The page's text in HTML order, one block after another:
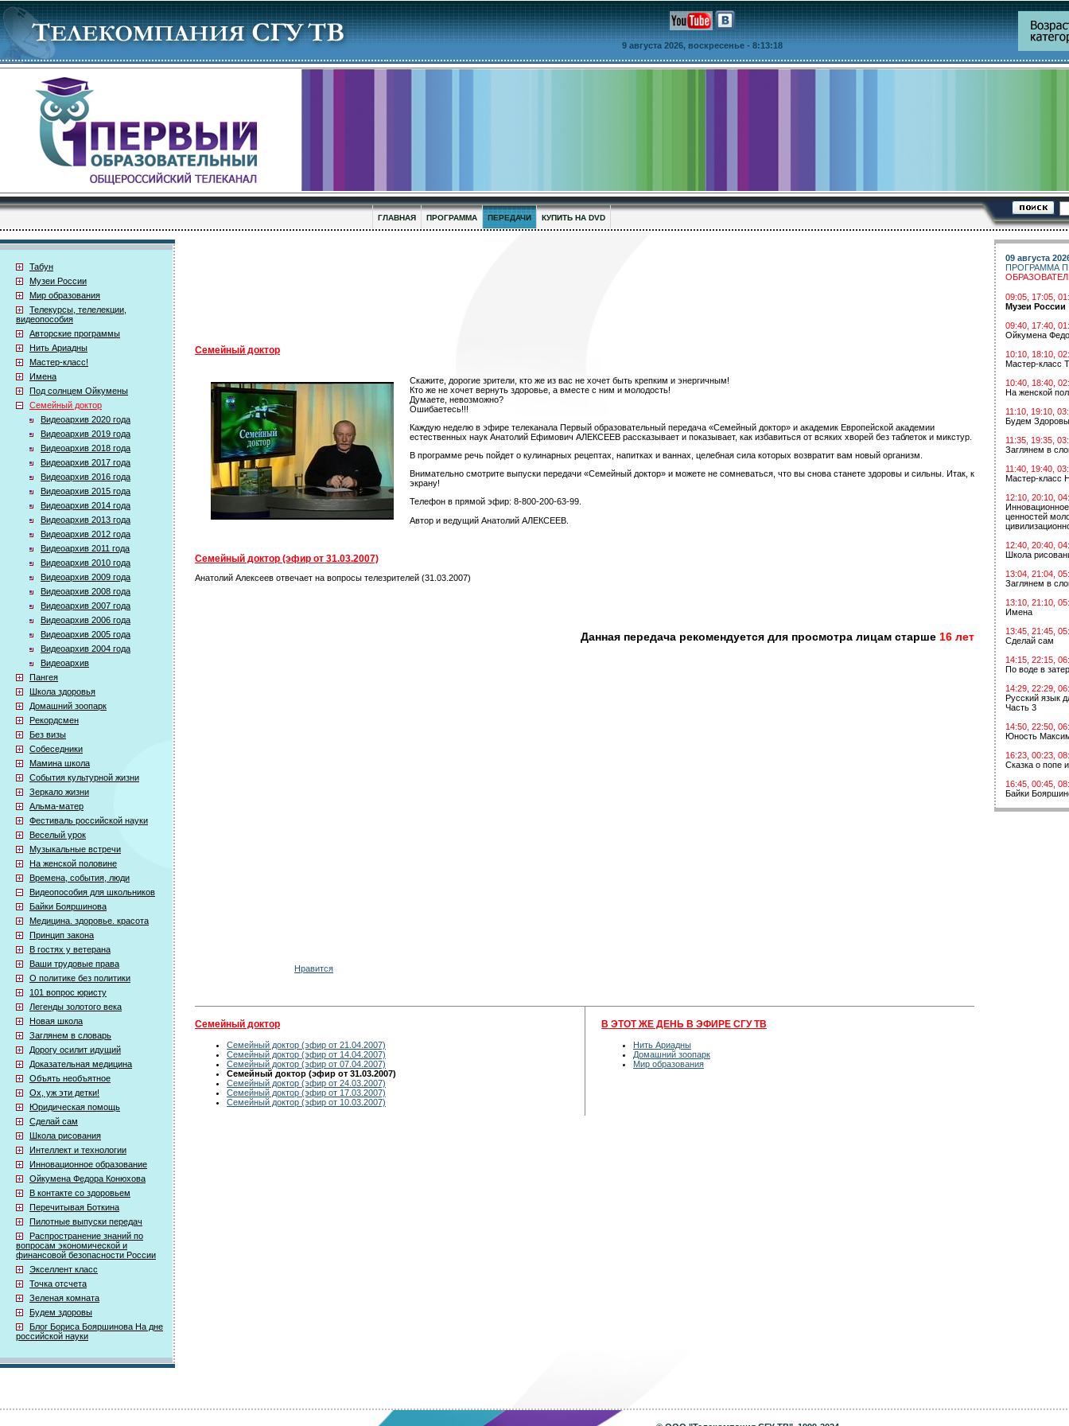
9 августа 2026, воскресенье - 8:13:18
ГЛАВНАЯ ПРОГРАММА ПЕРЕДАЧИ КУПИТЬ НА DVD
Табун
Музеи России
Мир образования
Телекурсы, телелекции,
видеопособия
Авторские программы
Нить Ариадны
Мастер-класс!
Имена
Под солнцем Ойкумены
Семейный доктор
Видеоархив 2020 года
Видеоархив 2019 года
Видеоархив 2018 года
Видеоархив 2017 года
Видеоархив 2016 года
Видеоархив 2015 года
Видеоархив 2014 года
Видеоархив 2013 года
Видеоархив 2012 года
Видеоархив 2011 года
Видеоархив 2010 года
Видеоархив 2009 года
Видеоархив 2008 года
Видеоархив 2007 года
Видеоархив 2006 года
Видеоархив 2005 года
Видеоархив 2004 года
Видеоархив
Пангея
Школа здоровья
Домашний зоопарк
Рекордсмен
Без визы
Собеседники
Мамина школа
События культурной жизни
Зеркало жизни
Альма-матер
Фестиваль российской науки
Веселый урок
Музыкальные встречи
На женской половине
Времена, события, люди
Видеопособия для школьников
Байки Бояршинова
Медицина. здоровье. красота
Принцип закона
В гостях у ветерана
Ваши трудовые права
О политике без политики
101 вопрос юристу
Легенды золотого века
Новая школа
Заглянем в словарь
Дорогу осилит идущий
Доказательная медицина
Объять необъятное
Ох, уж эти детки!
Юридическая помощь
Сделай сам
Школа рисования
Интеллект и технологии
Инновационное образование
Ойкумена Федора Конюхова
В контакте со здоровьем
Перечитывая Боткина
Пилотные выпуски передач
Распространение знаний по
вопросам экономической и
финансовой безопасности России
Экселлент класс
Точка отсчета
Зеленая комната
Будем здоровы
Блог Бориса Бояршинова На дне
российской науки
Семейный доктор
Скажите, дорогие зрители, кто же из вас не хочет быть крепким и энергичным!
Кто же не хочет вернуть здоровье, а вместе с ним и молодость!
Думаете, невозможно?
Ошибаетесь!!!
Каждую неделю в эфире телеканала Первый образовательный передача «Семейный доктор» и академик Европейской академии
естественных наук Анатолий Ефимович АЛЕКСЕЕВ рассказывает и показывает, как избавиться от всяких хворей без таблеток и микстур.
В программе речь пойдет о кулинарных рецептах, напитках и ваннах, целебная сила которых возвратит вам новый организм.
Внимательно смотрите выпуски передачи «Семейный доктор» и можете не сомневаться, что вы снова станете здоровы и сильны. Итак, к
экрану!
Телефон в прямой эфир: 8-800-200-63-99.
Автор и ведущий Анатолий АЛЕКСЕЕВ.
Семейный доктор (эфир от 31.03.2007)
Анатолий Алексеев отвечает на вопросы телезрителей (31.03.2007)
Данная передача рекомендуется для просмотра лицам старше 16 лет
Нравится
Семейный доктор
Семейный доктор (эфир от 21.04.2007)
Семейный доктор (эфир от 14.04.2007)
Семейный доктор (эфир от 07.04.2007)
Семейный доктор (эфир от 31.03.2007)
Семейный доктор (эфир от 24.03.2007)
Семейный доктор (эфир от 17.03.2007)
Семейный доктор (эфир от 10.03.2007)
В ЭТОТ ЖЕ ДЕНЬ В ЭФИРЕ СГУ ТВ
Нить Ариадны
Домашний зоопарк
Мир образования
09 августа
ПРОГРАММА
09:05, 17:05,
Музеи России
09:40, 17:40,
Ойкумена
10:10, 18:10,
Мастер-класс
10:40, 18:40,
На женской
11:10, 19:10,
Будем
11:35, 19:35,
Заглянем в
11:40, 19:40,
Мастер-класс
12:10, 20:10,
ценностей
12:40, 20:40,
Школа
13:04, 21:04,
Заглянем в
13:10, 21:10,
Имена
13:45, 21:45,
Сделай сам
14:15, 22:15,
По воде в
14:29, 22:29,
Русский язык
Часть 3
14:50, 22:50,
Юность
16:23, 00:23,
Сказка о попе
16:45, 00:45,
Байки